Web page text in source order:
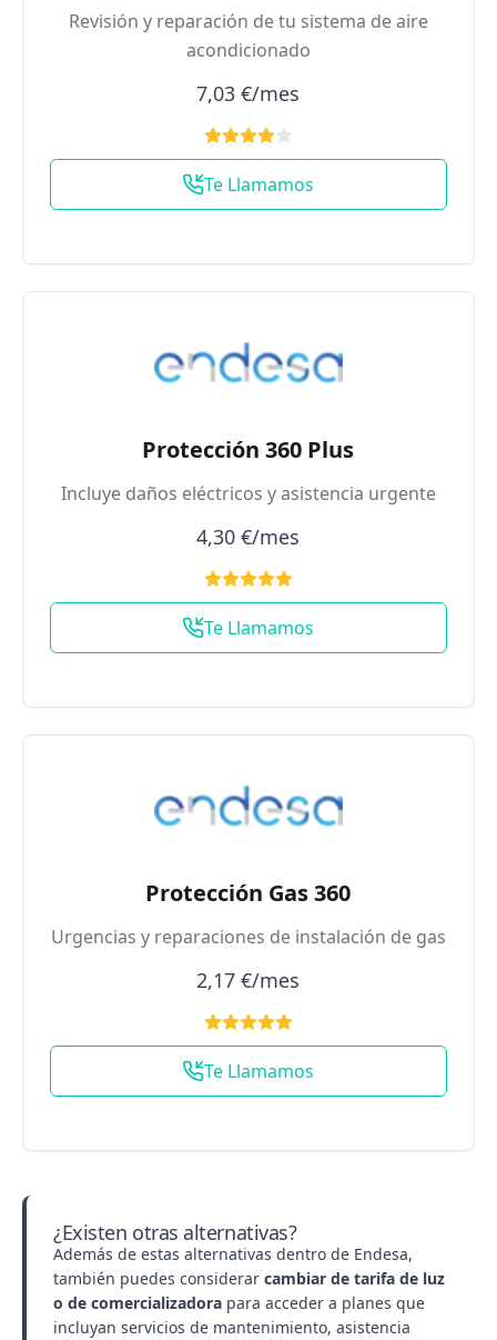
Revisión y reparación de tu sistema de aire
acondicionado
7,03 €/mes
Te Llamamos
Protección 360 Plus
Incluye daños eléctricos y asistencia urgente
4,30 €/mes
Te Llamamos
Protección Gas 360
Urgencias y reparaciones de instalación de gas
2,17 €/mes
Te Llamamos
¿Existen otras alternativas?
Además de estas alternativas dentro de Endesa,
también puedes considerar cambiar de tarifa de luz
o de comercializadora para acceder a planes que
incluyan servicios de mantenimiento, asistencia